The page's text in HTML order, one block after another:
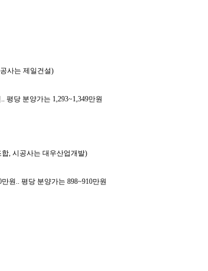
사는 제일건설)
평당 분양가는 1,293~1,349만원
, 시공사는 대우산업개발)
원.. 평당 분양가는 898~910만원